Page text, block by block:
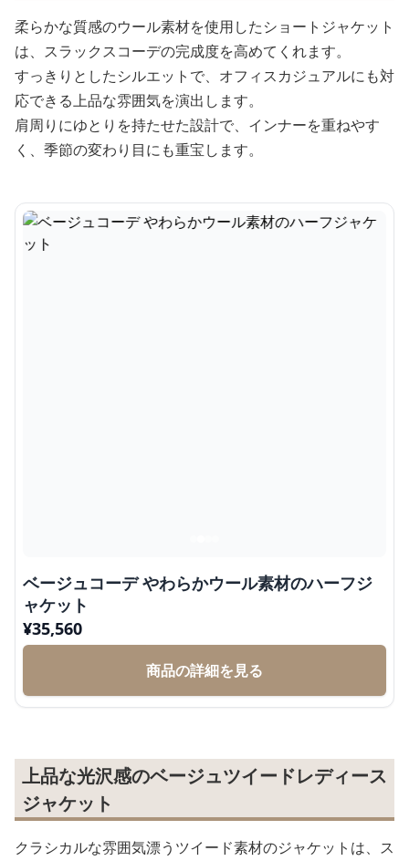
柔らかな質感のウール素材を使用したショートジャケット
は、スラックスコーデの完成度を高めてくれます。
すっきりとしたシルエットで、オフィスカジュアルにも対
応できる上品な雰囲気を演出します。
肩周りにゆとりを持たせた設計で、インナーを重ねやす
く、季節の変わり目にも重宝します。
ベージュコーデ やわらかウール素材のハーフジ
ャケット
¥35,560
商品の詳細を見る
上品な光沢感のベージュツイードレディース
ジャケット
クラシカルな雰囲気漂うツイード素材のジャケットは、ス